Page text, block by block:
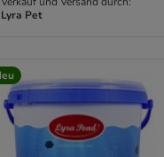
Lyra Pet